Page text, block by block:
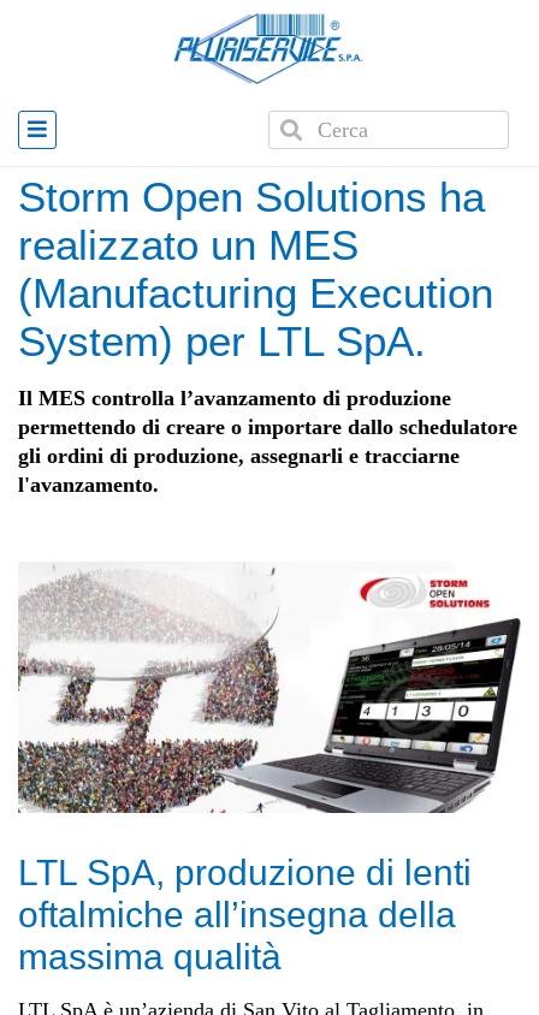
Home
Storm Open Solutions ha realizzato un
MES (Manufacturing Execution System) per LTL SpA.
Storm Open Solutions ha
realizzato un MES
(Manufacturing Execution
System) per LTL SpA.
Il MES controlla l’avanzamento di produzione
permettendo di creare o importare dallo schedulatore
gli ordini di produzione, assegnarli e tracciarne
l'avanzamento.
LTL SpA, produzione di lenti
oftalmiche all’insegna della
massima qualità
LTL SpA è un’azienda di San Vito al Tagliamento, in